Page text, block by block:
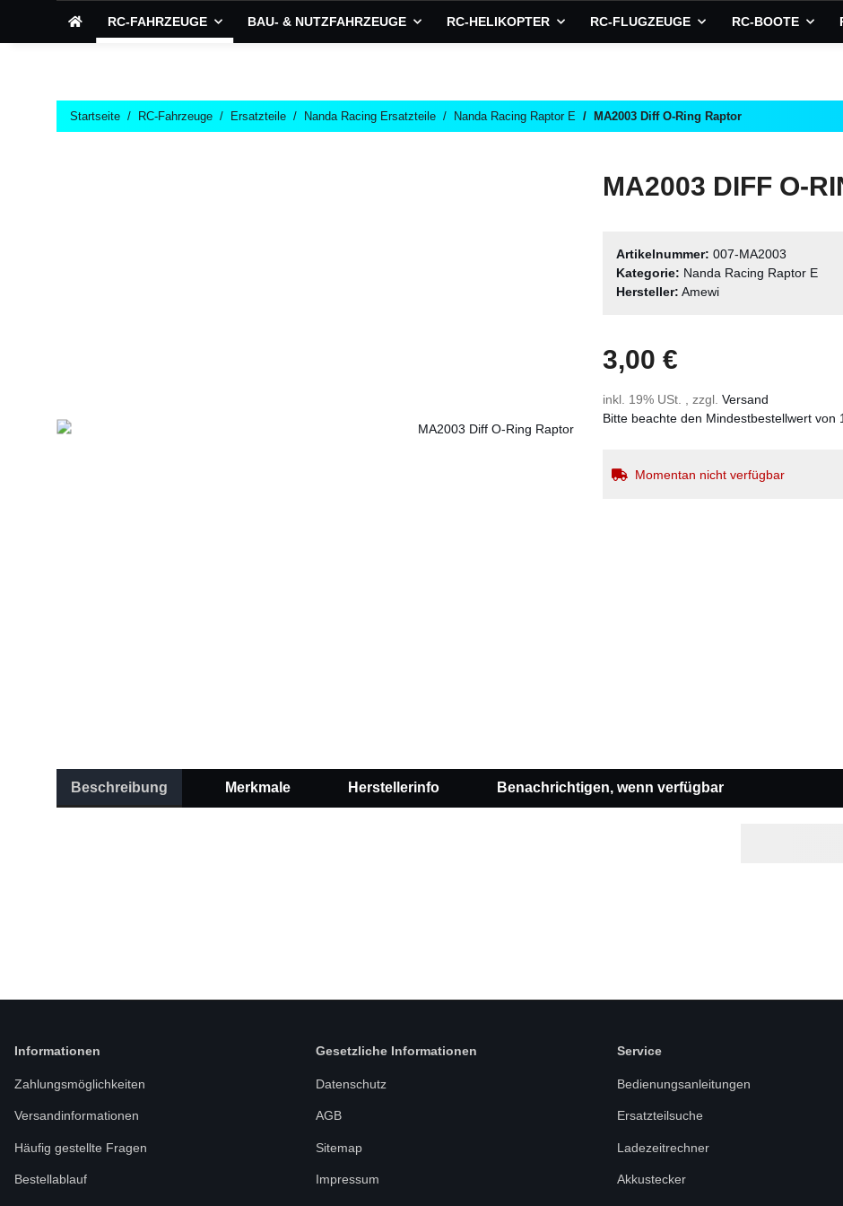
RC-FAHRZEUGE BAU- & NUTZFAHRZEUGE RC-HELIKOPTER RC-FLUGZEUGE RC-BOOTE
Startseite RC-Fahrzeuge Ersatzteile Nanda Racing Ersatzteile Nanda Racing Raptor E MA2003 Diff O-Ring Raptor
MA2003 DIFF O-
Artikelnummer: 007-MA2003
Kategorie: Nanda Racing Raptor E
Hersteller: Amewi
3,00 €
inkl. 19% USt. , zzgl. Versand
Bitte beachte den Mindestbestellwert von
Momentan nicht verfügbar
Beschreibung Merkmale Herstellerinfo Benachrichtigen, wenn verfügbar
Informationen
Zahlungsmöglichkeiten
Versandinformationen
Häufig gestellte Fragen
Bestellablauf
Gesetzliche Informationen
Datenschutz
AGB
Sitemap
Impressum
Service
Bedienungsanleitungen
Ersatzteilsuche
Ladezeitrechner
Akkustecker